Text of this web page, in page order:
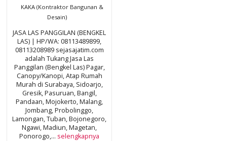
KAKA (Kontraktor Bangunan &
Desain)
JASA LAS PANGGILAN (BENGKEL
LAS) | HP/WA: 08113489899,
08113208989 sejasajatim.com
adalah Tukang Jasa Las
Panggilan (Bengkel Las) Pagar,
Canopy/Kanopi, Atap Rumah
Murah di Surabaya, Sidoarjo,
Gresik, Pasuruan, Bangil,
Pandaan, Mojokerto, Malang,
Jombang, Probolinggo,
Lamongan, Tuban, Bojonegoro,
Ngawi, Madiun, Magetan,
Ponorogo,... selengkapnya